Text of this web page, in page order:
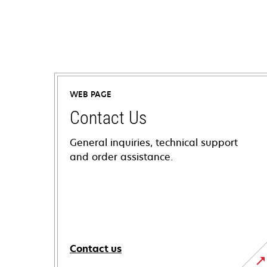
WEB PAGE
Contact Us
General inquiries, technical support
and order assistance.
Contact us